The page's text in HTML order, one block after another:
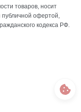
товаров, носит
офертой,
кодекса РФ.